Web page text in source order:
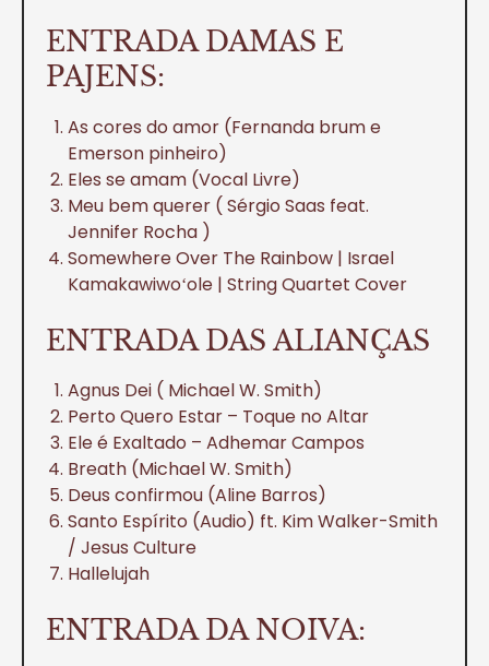
ENTRADA DAMAS E
PAJENS:
As cores do amor (Fernanda brum e
Emerson pinheiro)
Eles se amam (Vocal Livre)
Meu bem querer ( Sérgio Saas feat.
Jennifer Rocha )
Somewhere Over The Rainbow | Israel
Kamakawiwoʻole | String Quartet Cover
ENTRADA DAS ALIANÇAS
Agnus Dei ( Michael W. Smith)
Perto Quero Estar – Toque no Altar
Ele é Exaltado – Adhemar Campos
Breath (Michael W. Smith)
Deus confirmou (Aline Barros)
Santo Espírito (Audio) ft. Kim Walker-Smith
/ Jesus Culture
Hallelujah
ENTRADA DA NOIVA: